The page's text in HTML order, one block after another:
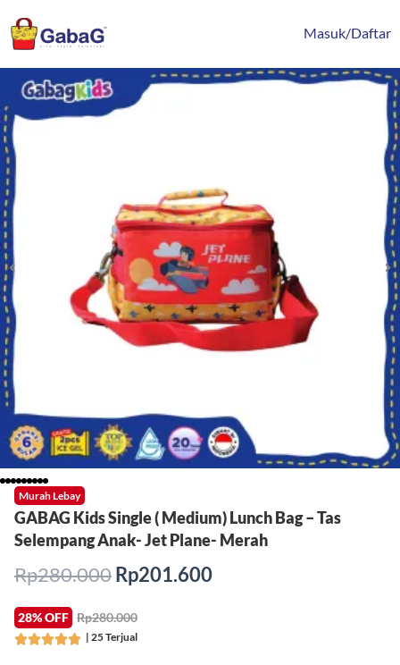
ke
konten
Masuk/Daftar
Murah Lebay
GABAG Kids Single ( Medium) Lunch Bag – Tas
Selempang Anak- Jet Plane- Merah
Rp280.000Harga
adalah:
Rp280.000.
Rp201.600Harga
28% OFF Rp280.000
Rated
| 25 Terjual